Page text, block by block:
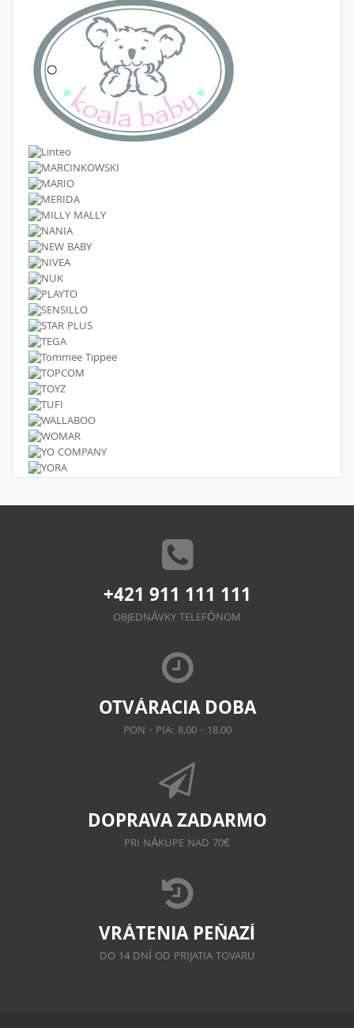
+421 911 111 111
OBJEDNÁVKY TELEFÓNOM
OTVÁRACIA DOBA
PON - PIA: 8.00 - 18.00
DOPRAVA ZADARMO
PRI NÁKUPE NAD 70€
VRÁTENIA PEŇAZÍ
DO 14 DNÍ OD PRIJATIA TOVARU